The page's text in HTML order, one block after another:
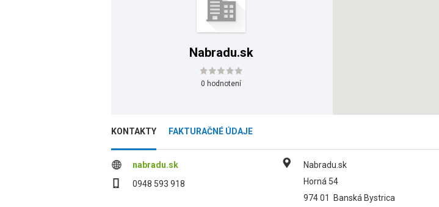
Nabradu.sk
0 hodnotení
KONTAKTY FAKTURAČNÉ ÚDAJE
nabradu.sk
0948 593 918
Nabradu.sk
Horná 54
974 01
Banská Bystrica